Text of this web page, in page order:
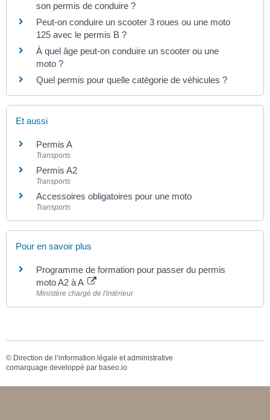
son permis de conduire ?
Peut-on conduire un scooter 3 roues ou une moto
125 avec le permis B ?
À quel âge peut-on conduire un scooter ou une
moto ?
Quel permis pour quelle catégorie de véhicules ?
Et aussi
Permis A
Transports
Permis A2
Transports
Accessoires obligatoires pour une moto
Transports
Pour en savoir plus
Programme de formation pour passer du permis
moto A2 à A
Ministère chargé de l'intérieur
© Direction de l’information légale et administrative
comarquage developpé par baseo.io